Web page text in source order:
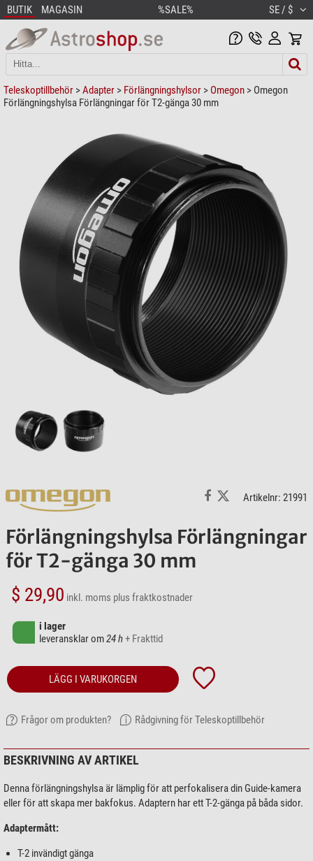
BUTIK MAGASIN %SALE% SE / $
Teleskoptillbehör >Adapter > Förlängningshylsor > Omegon > Omegon
Förlängningshylsa Förlängningar för T2-gänga 30 mm
Artikelnr: 21991
Förlängningshylsa Förlängningar
för T2-gänga 30 mm
$ 29,90 inkl. moms plus fraktkostnader
i lager
leveransklar om24 h+ Frakttid
LÄGG I VARUKORGEN
Frågor om produkten? Rådgivning för Teleskoptillbehör
BESKRIVNING AV ARTIKEL
Denna förlängningshylsa är lämplig för att perfokalisera din Guide-kamera
eller för att skapa mer bakfokus. Adaptern har ett T-2-gänga på båda sidor.
Adaptermått:
T-2 invändigt gänga